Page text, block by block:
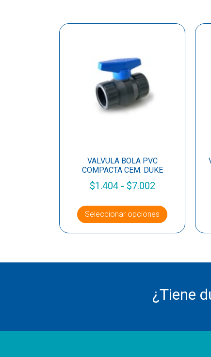
VALVULA BOLA PVC
COMPACTA CEM. DUKE
$1.404 - $7.002
Seleccionar opciones
¿Tiene